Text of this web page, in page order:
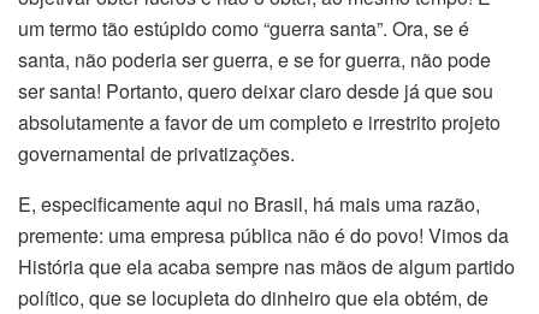
um termo tão estúpido como “guerra santa”. Ora, se é
santa, não poderia ser guerra, e se for guerra, não pode
ser santa! Portanto, quero deixar claro desde já que sou
absolutamente a favor de um completo e irrestrito projeto
governamental de privatizações.
E, especificamente aqui no Brasil, há mais uma razão,
premente: uma empresa pública não é do povo! Vimos da
História que ela acaba sempre nas mãos de algum partido
político, que se locupleta do dinheiro que ela obtém, de